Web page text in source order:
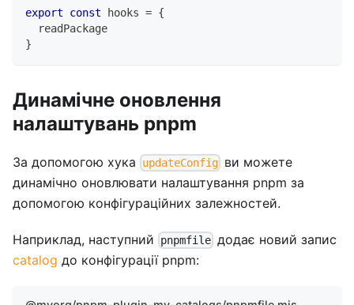
export const hooks = {
  readPackage
}
Динамічне оновлення
налаштувань pnpm
За допомогою хука updateConfig ви можете
динамічно оновлювати налаштування pnpm за
допомогою конфігураційних залежностей.
Наприклад, наступний pnpmfile додає новий запис
catalog до конфігурації pnpm: